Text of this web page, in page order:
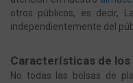
otros públicos, es decir,
independientemente del
Características de los
No todas las bolsas de